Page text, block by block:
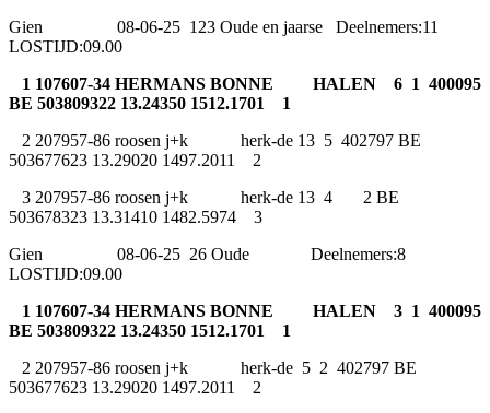
Gien 08-06-25 123 Oude en jaarse Deelnemers:11
LOSTIJD:09.00
1 107607-34 HERMANS BONNE HALEN 6 1 400095
BE 503809322 13.24350 1512.1701 1
2 207957-86 roosen j+k herk-de 13 5 402797 BE
503677623 13.29020 1497.2011 2
3 207957-86 roosen j+k herk-de 13 4 2 BE
503678323 13.31410 1482.5974 3
Gien 08-06-25 26 Oude Deelnemers:8
LOSTIJD:09.00
1 107607-34 HERMANS BONNE HALEN 3 1 400095
BE 503809322 13.24350 1512.1701 1
2 207957-86 roosen j+k herk-de 5 2 402797 BE
503677623 13.29020 1497.2011 2